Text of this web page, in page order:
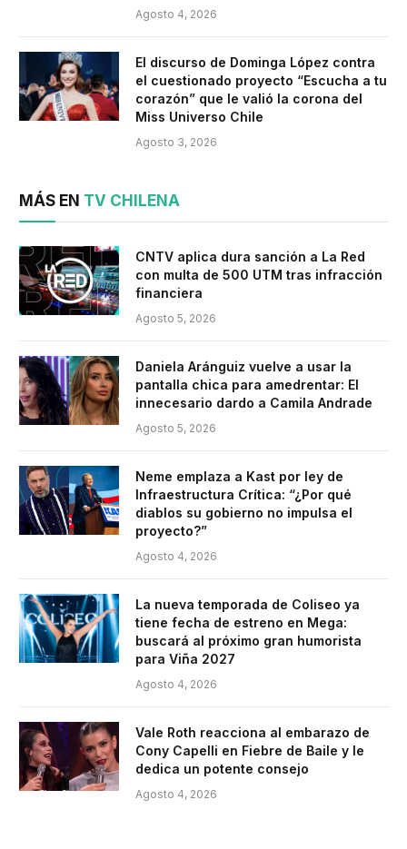
Agosto 4, 2026
El discurso de Dominga López contra
el cuestionado proyecto “Escucha a tu
corazón” que le valió la corona del
Miss Universo Chile
Agosto 3, 2026
MÁS EN TV CHILENA
CNTV aplica dura sanción a La Red
con multa de 500 UTM tras infracción
financiera
Agosto 5, 2026
Daniela Aránguiz vuelve a usar la
pantalla chica para amedrentar: El
innecesario dardo a Camila Andrade
Agosto 5, 2026
Neme emplaza a Kast por ley de
Infraestructura Crítica: “¿Por qué
diablos su gobierno no impulsa el
proyecto?”
Agosto 4, 2026
La nueva temporada de Coliseo ya
tiene fecha de estreno en Mega:
buscará al próximo gran humorista
para Viña 2027
Agosto 4, 2026
Vale Roth reacciona al embarazo de
Cony Capelli en Fiebre de Baile y le
dedica un potente consejo
Agosto 4, 2026